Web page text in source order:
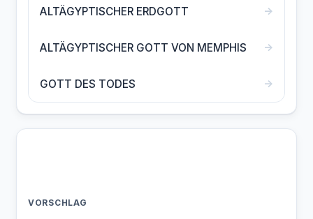
ALTÄGYPTISCHER ERDGOTT →
ALTÄGYPTISCHER GOTT VON MEMPHIS →
GOTT DES TODES →
VORSCHLAG